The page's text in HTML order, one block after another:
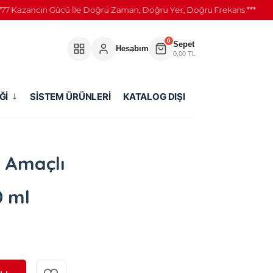
Gücü İle Doğru Zaman, Doğru Yer, Doğru Frekans ***
Hesabım
0 Sepet
0,00 TL
SİSTEM ÜRÜNLERİ KATALOG DIŞI
ml